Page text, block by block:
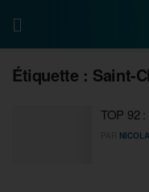
Étiquette : Saint-
TOP 92